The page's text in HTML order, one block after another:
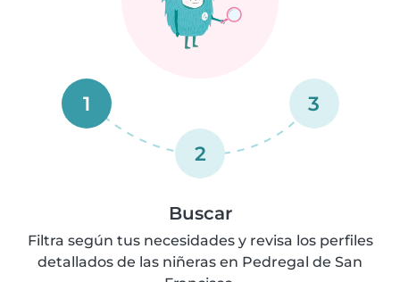
1
2
3
Buscar
Filtra según tus necesidades y revisa los perfiles
detallados de las niñeras en Pedregal de San